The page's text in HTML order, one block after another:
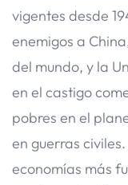
vigentes desde
enemigos a
del mundo, y la
en el castigo
pobres en el
en guerras
economías más